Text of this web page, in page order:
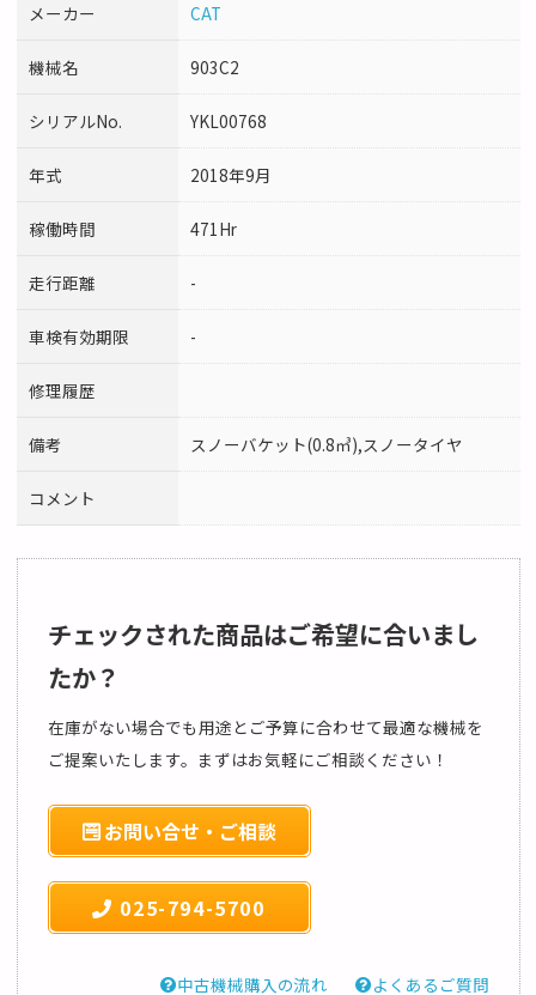
メーカー CAT
機械名 903C2
シリアルNo. YKL00768
年式 2018年9月
稼働時間 471Hr
走行距離 -
車検有効期限 -
修理履歴
備考 スノーバケット(0.8㎥),スノータイヤ
コメント
チェックされた商品はご希望に合いまし
たか？
在庫がない場合でも用途とご予算に合わせて最適な機械を
ご提案いたします。まずはお気軽にご相談ください！
お問い合せ・ご相談
025-794-5700
中古機械購入の流れ よくあるご質問